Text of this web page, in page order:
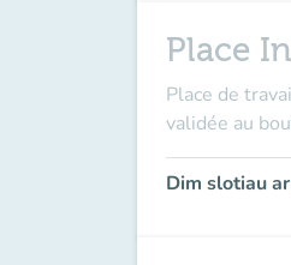
Place
Place de
validée au
Dim slotiau